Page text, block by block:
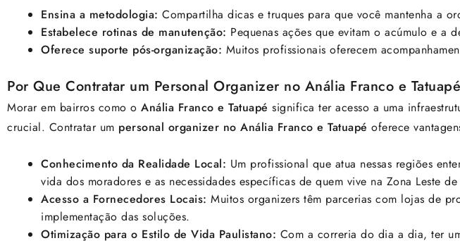
Ensina a metodologia: Compartilha dicas e truques para que você mantenha a
Estabelece rotinas de manutenção: Pequenas ações que evitam o acúmulo e a
Oferece suporte pós-organização: Muitos profissionais oferecem
Por Que Contratar um Personal Organizer no Anália Franco e
Morar em bairros como o Anália Franco e Tatuapé significa ter acesso a uma
crucial. Contratar um personal organizer no Anália Franco e Tatuapé oferece
Conhecimento da Realidade Local: Um profissional que atua nessas regiões
vida dos moradores e as necessidades específicas de quem vive na Zona Leste
Acesso a Fornecedores Locais: Muitos organizers têm parcerias com lojas de
implementação das soluções.
Otimização para o Estilo de Vida Paulistano: Com a correria do dia a dia, ter